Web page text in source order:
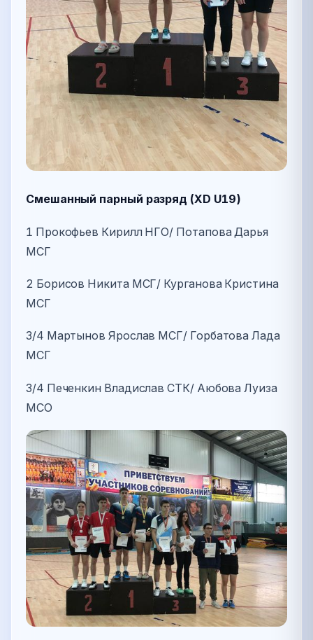
Смешанный парный разряд (XD U19)
1 Прокофьев Кирилл НГО/ Потапова Дарья
МСГ
2 Борисов Никита МСГ/ Курганова Кристина
МСГ
3/4 Мартынов Ярослав МСГ/ Горбатова Лада
МСГ
3/4 Печенкин Владислав СТК/ Аюбова Луиза
МСО